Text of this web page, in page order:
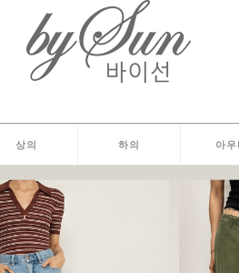
상의 하의 아우